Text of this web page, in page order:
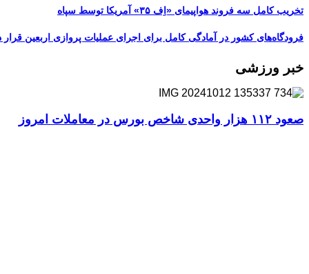
تخریب کامل سه فروند هواپیمای «اِف ۳۵» آمریکا توسط سپاه
فرودگاه‌های کشور در آمادگی کامل برای اجرای عملیات پروازی اربعین قرار
خبر ورزشی
صعود ۱۱۲ هزار واحدی شاخص بورس در معاملات امروز